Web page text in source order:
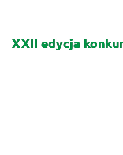
XXII edycja